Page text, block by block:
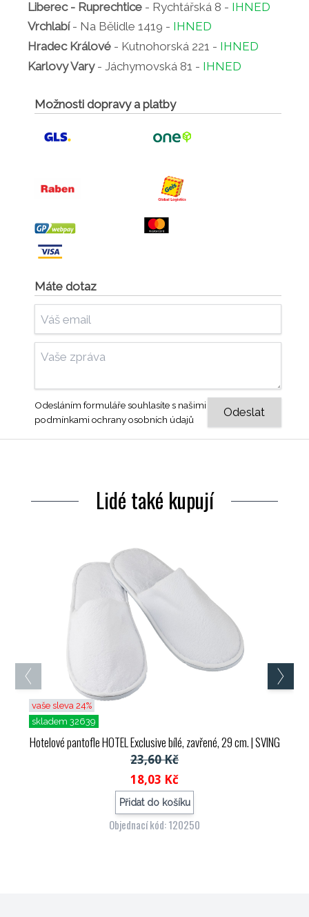
Liberec - Ruprechtice - Rychtářská 8 - IHNED
Vrchlabí- Na Bělidle 1419 - IHNED
Hradec Králové - Kutnohorská 221 - IHNED
Karlovy Vary- Jáchymovská 81 - IHNED
Možnosti dopravy a platby
Máte dotaz
Odesláním formuláře souhlasíte s našimi
podmínkami ochrany osobních údajů
Lidé také kupují
vaše sleva 24%
skladem 32639
Hotelové pantofle HOTEL Exclusive bílé, zavřené, 29 cm.| SVING
23,60 Kč
18,03 Kč
Přidat do košíku
Objednací kód: 120250